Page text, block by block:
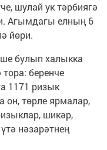
шулай ук тәрбиягә
Агымдагы елның 6
йөри.
булып халыкка
беренче
1171 ризык
төрле ярмалар,
шикәр,
нәзарәтнең